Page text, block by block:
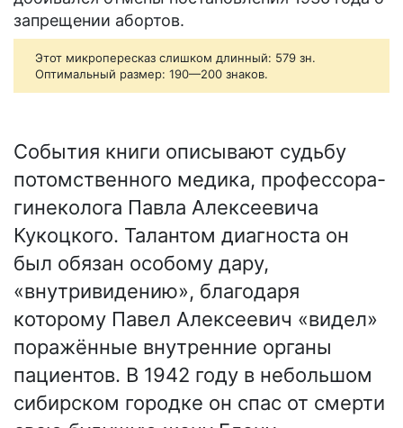
запрещении абортов.
Этот микропересказ слишком длинный: 579 зн.
Оптимальный размер: 190—200 знаков.
События книги описывают судьбу
потомственного медика, профессора-
гинеколога Павла Алексеевича
Кукоцкого. Талантом диагноста он
был обязан особому дару,
«внутривидению», благодаря
которому Павел Алексеевич «видел»
поражённые внутренние органы
пациентов. В 1942 году в небольшом
сибирском городке он спас от смерти